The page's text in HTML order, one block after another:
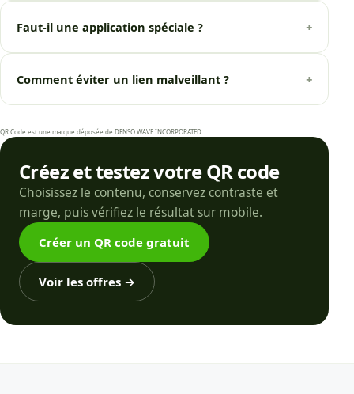
Faut-il une application spéciale ? +
Comment éviter un lien malveillant ? +
QR Code est une marque déposée de DENSO WAVE INCORPORATED.
Créez et testez votre QR code
Choisissez le contenu, conservez contraste et
marge, puis vérifiez le résultat sur mobile.
Créer un QR code gratuit
Voir les offres →